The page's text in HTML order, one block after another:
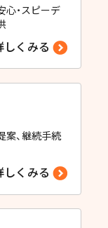
心・スピーデ
しくみる
案、継続手続
しくみる